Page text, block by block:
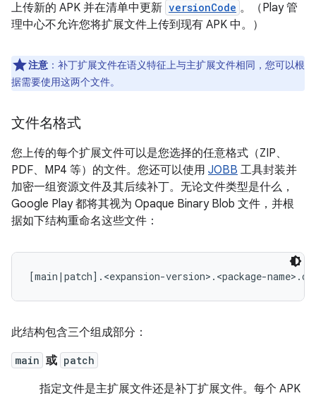
上传新的 APK 并在清单中更新 versionCode 。（Play 管
理中心不允许您将扩展文件上传到现有 APK 中。）
注意 ：补丁扩展文件在语义特征上与主扩展文件相同，您可以根
据需要使用这两个文件。
文件名格式
您上传的每个扩展文件可以是您选择的任意格式（ZIP、
PDF、MP4 等）的文件。您还可以使用 JOBB 工具封装并
加密一组资源文件及其后续补丁。无论文件类型是什么，
Google Play 都将其视为 Opaque Binary Blob 文件，并根
据如下结构重命名这些文件：
此结构包含三个组成部分：
main 或 patch
指定文件是主扩展文件还是补丁扩展文件。每个 APK